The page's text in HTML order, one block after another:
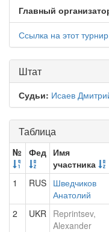
Главный
Ссылка на этот
Штат
Судьи: Исаев
Таблица
№ Фед Имя
участника
1
RUS Шведчиков
Анатолий
2 UKR Reprintsev,
Alexander